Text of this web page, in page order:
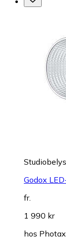
Godox
fr.
1 990 kr
hos Photax